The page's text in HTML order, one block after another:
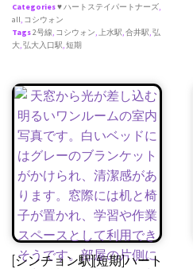
Categories♥ ハートステイパートナーズ,
all, コシウォン
Tags2号線, コシウォン, 上水駅,合井駅,弘
大,弘大入口駅,短期
[シンチョン駅][短期]ハート